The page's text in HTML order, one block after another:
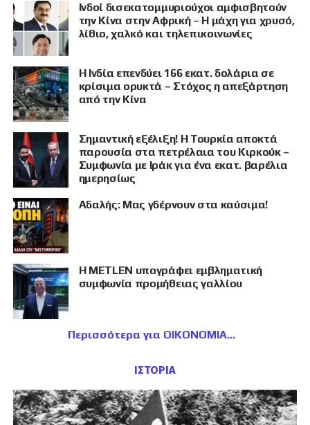
Ινδοί δισεκατομμυριούχοι αμφισβητούν
την Κίνα στην Αφρική – Η μάχη για χρυσό,
λίθιο, χαλκό και τηλεπικοινωνίες
Η Ινδία επενδύει 166 εκατ. δολάρια σε
κρίσιμα ορυκτά – Στόχος η απεξάρτηση
από την Κίνα
Σημαντική εξέλιξη! Η Τουρκία αποκτά
παρουσία στα πετρέλαια του Κιρκούκ –
Συμφωνία με Ιράκ για ένα εκατ. βαρέλια
ημερησίως
Αδαλής: Μας γδέρνουν στα καύσιμα!
Η METLEN υπογράφει εμβληματική
συμφωνία προμήθειας γαλλίου
Περισσότερα για ΟΙΚΟΝΟΜΙΑ
ΙΣΤΟΡΙΑ